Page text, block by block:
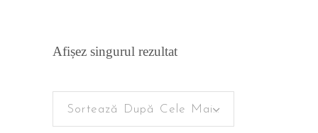
Afișez singurul rezultat
Sortează După Cele Mai Recente